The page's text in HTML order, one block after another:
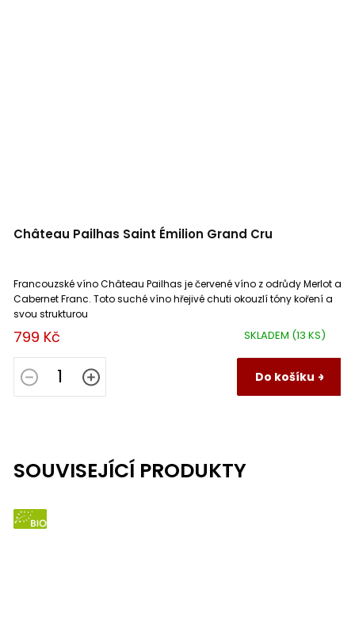
Château Pailhas Saint Émilion Grand Cru
SKLADEM (13 KS)
799 Kč
Do košíku
Francouzské víno Château Pailhas je červené víno z odrůdy Merlot a
Cabernet Franc. Toto suché víno hřejivé chuti okouzlí tóny koření a
svou strukturou
SOUVISEJÍCÍ PRODUKTY